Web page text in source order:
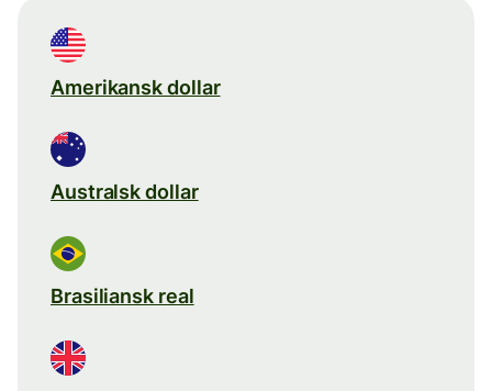
Amerikansk dollar
Australsk dollar
Brasiliansk real